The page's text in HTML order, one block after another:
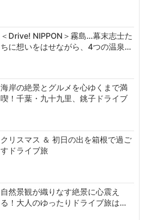
＜Drive! NIPPON＞霧島…幕末志士た
ちに想いをはせながら、4つの温泉…
海岸の絶景とグルメを心ゆくまで満
喫！千葉・九十九里、銚子ドライブ
クリスマス ＆ 初日の出を箱根で過ご
すドライブ旅
自然景観が織りなす絶景に心震え
る！大人のゆったりドライブ旅は…